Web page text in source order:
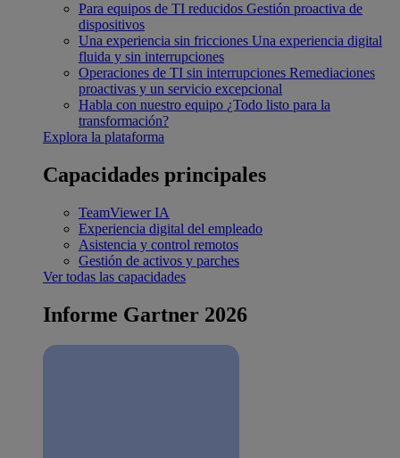
Para equipos de TI reducidos Gestión proactiva de
dispositivos
Una experiencia sin fricciones Una experiencia digital
fluida y sin interrupciones
Operaciones de TI sin interrupciones Remediaciones
proactivas y un servicio excepcional
Habla con nuestro equipo ¿Todo listo para la
transformación?
Explora la plataforma
Capacidades principales
TeamViewer IA
Experiencia digital del empleado
Asistencia y control remotos
Gestión de activos y parches
Ver todas las capacidades
Informe Gartner 2026